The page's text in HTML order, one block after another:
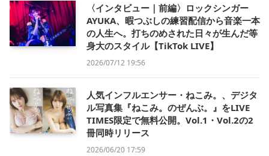
〈インタビュー｜前編〉ロックシンガー
AYUKA、暇つぶしの練習配信から音楽一本
の人生へ。打ちのめされた日々が生んだ等
身大のスタイル【TikTok LIVE】
2026/07/12 19:56
人気インフルエンサー・ねこみ。、デジタ
ル写真集『ねこみ。のぜんぶ。』をLIVE
TIMES限定で無料公開。Vol.1・Vol.2の2
冊同時リリース
2026/06/20 17:59